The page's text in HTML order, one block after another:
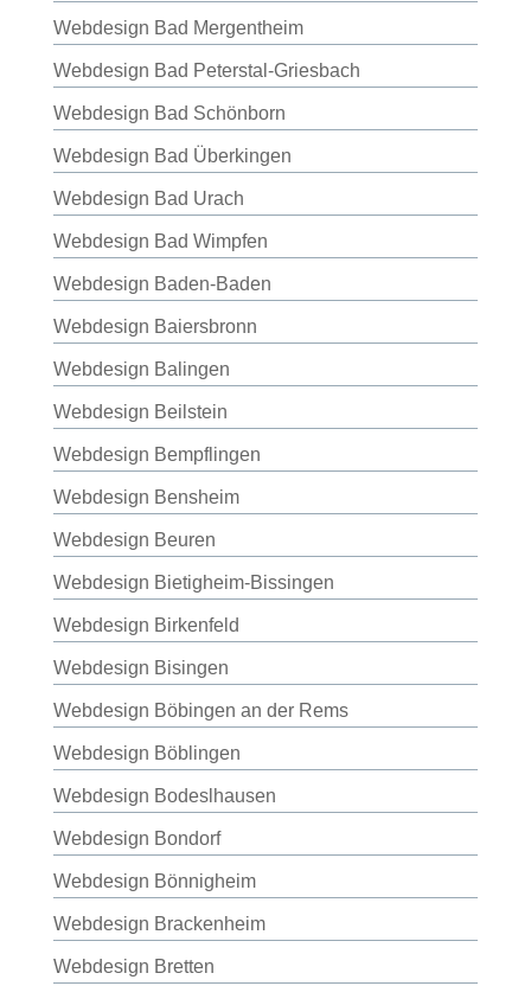
Webdesign Bad Mergentheim
Webdesign Bad Peterstal-Griesbach
Webdesign Bad Schönborn
Webdesign Bad Überkingen
Webdesign Bad Urach
Webdesign Bad Wimpfen
Webdesign Baden-Baden
Webdesign Baiersbronn
Webdesign Balingen
Webdesign Beilstein
Webdesign Bempflingen
Webdesign Bensheim
Webdesign Beuren
Webdesign Bietigheim-Bissingen
Webdesign Birkenfeld
Webdesign Bisingen
Webdesign Böbingen an der Rems
Webdesign Böblingen
Webdesign Bodeslhausen
Webdesign Bondorf
Webdesign Bönnigheim
Webdesign Brackenheim
Webdesign Bretten